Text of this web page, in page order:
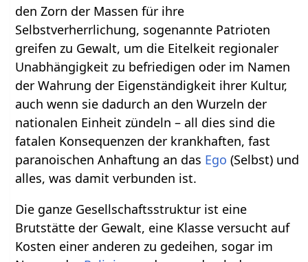
den Zorn der Massen für ihre
Selbstverherrlichung, sogenannte Patrioten
greifen zu Gewalt, um die Eitelkeit regionaler
Unabhängigkeit zu befriedigen oder im Namen
der Wahrung der Eigenständigkeit ihrer Kultur,
auch wenn sie dadurch an den Wurzeln der
nationalen Einheit zündeln – all dies sind die
fatalen Konsequenzen der krankhaften, fast
paranoischen Anhaftung an das Ego (Selbst) und
alles, was damit verbunden ist.
Die ganze Gesellschaftsstruktur ist eine
Brutstätte der Gewalt, eine Klasse versucht auf
Kosten einer anderen zu gedeihen, sogar im